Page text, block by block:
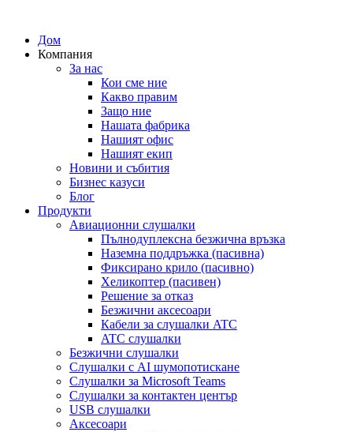
Дом
Компания
За нас
Кои сме ние
Какво правим
Защо ние
Нашата фабрика
Нашият офис
Нашият екип
Новини и събития
Бизнес казуси
Блог
Продукти
Авиационни слушалки
Пълнодуплексна безжична връзка
Наземна поддръжка (пасивна)
Фиксирано крило (пасивно)
Хеликоптер (пасивен)
Решение за отказ
Безжични аксесоари
Кабели за слушалки ATC
ATC слушалки
Безжични слушалки
Слушалки с AI шумопотискане
Слушалки за Microsoft Teams
Слушалки за контактен център
USB слушалки
Аксесоари